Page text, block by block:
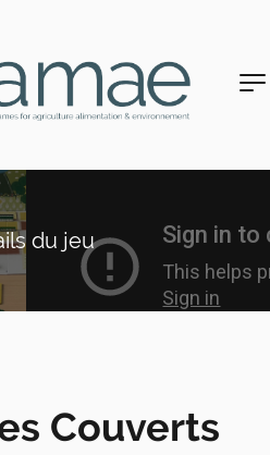
du jeu
Couverts